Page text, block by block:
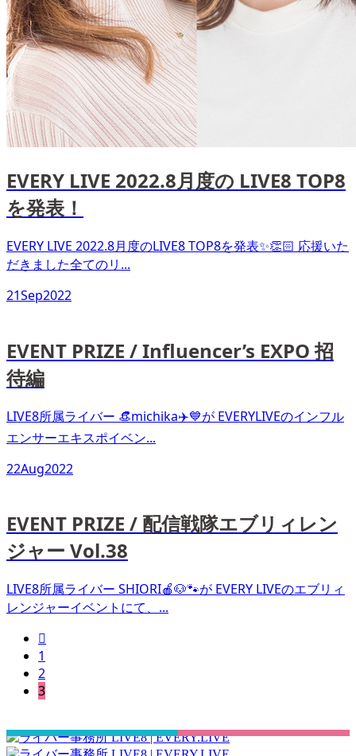
EVERY LIVE 2022.8月度の LIVE8 TOP8
を発表！
EVERY LIVE 2022.8月度のLIVE8 TOP8を発表✨👏🏻 応援いた
だきました全てのリ...
21Sep2022
EVENT PRIZE / Influencer’s EXPO 招
待編
LIVE8所属ライバー 👒michika✈️💙が EVERYLIVEのインフル
エンサーエキスポイベン...
22Aug2022
EVENT PRIZE / 配信戦隊エブリィレン
ジャー Vol.38
LIVE8所属ライバー SHIORI🍎🐶🐾が EVERY LIVEのエブリィ
レンジャーイベントにて、...

1
2
3